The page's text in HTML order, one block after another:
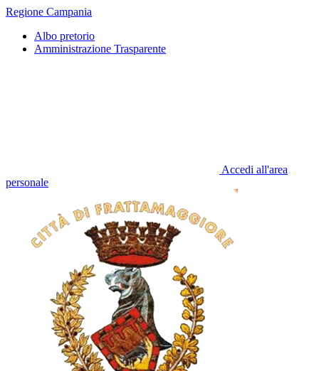
Regione Campania
Albo pretorio
Amministrazione Trasparente
Accedi all'area
personale